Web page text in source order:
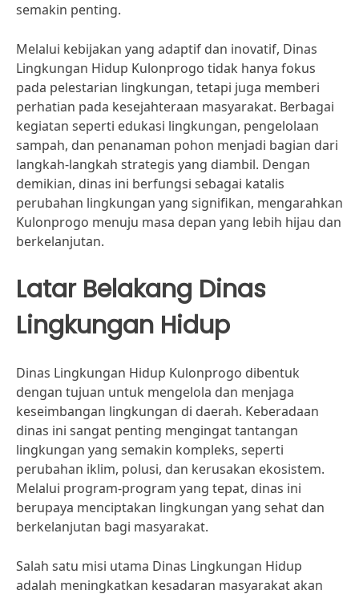
semakin penting.
Melalui kebijakan yang adaptif dan inovatif, Dinas
Lingkungan Hidup Kulonprogo tidak hanya fokus
pada pelestarian lingkungan, tetapi juga memberi
perhatian pada kesejahteraan masyarakat. Berbagai
kegiatan seperti edukasi lingkungan, pengelolaan
sampah, dan penanaman pohon menjadi bagian dari
langkah-langkah strategis yang diambil. Dengan
demikian, dinas ini berfungsi sebagai katalis
perubahan lingkungan yang signifikan, mengarahkan
Kulonprogo menuju masa depan yang lebih hijau dan
berkelanjutan.
Latar Belakang Dinas
Lingkungan Hidup
Dinas Lingkungan Hidup Kulonprogo dibentuk
dengan tujuan untuk mengelola dan menjaga
keseimbangan lingkungan di daerah. Keberadaan
dinas ini sangat penting mengingat tantangan
lingkungan yang semakin kompleks, seperti
perubahan iklim, polusi, dan kerusakan ekosistem.
Melalui program-program yang tepat, dinas ini
berupaya menciptakan lingkungan yang sehat dan
berkelanjutan bagi masyarakat.
Salah satu misi utama Dinas Lingkungan Hidup
adalah meningkatkan kesadaran masyarakat akan